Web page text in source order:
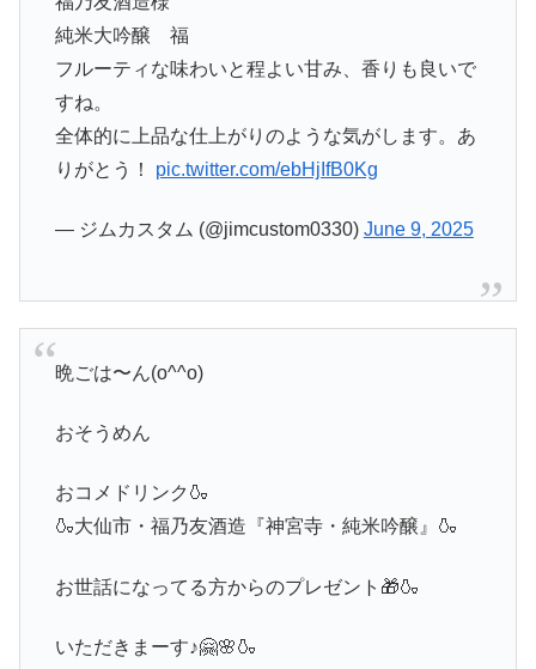
純米大吟醸 福
フルーティな味わいと程よい甘み、香りも良いで
すね。
全体的に上品な仕上がりのような気がします。あ
りがとう！ pic.twitter.com/ebHjIfB0Kg
— ジムカスタム (@jimcustom0330) June 9, 2025
晩ごは〜ん(o^^o)
おそうめん
おコメドリンク🍶
🍶大仙市・福乃友酒造『神宮寺・純米吟醸』🍶
お世話になってる方からのプレゼント🎁🍶
いただきまーす♪🤗🌸🍶